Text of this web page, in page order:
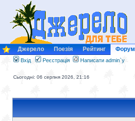
Джерело Поезія Рейтинг Форум
Вхід Реєстрація Написати admin`у
Сьогодні: 06 серпня 2026, 21:16